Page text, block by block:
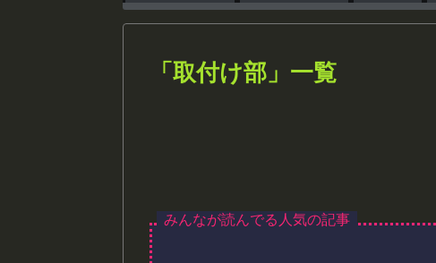
「 取付け部 」 一覧